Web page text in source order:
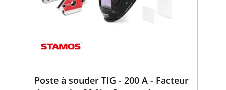
Poste à souder TIG - 200 A - Facteur